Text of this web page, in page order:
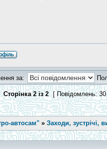
за:
Сторінка2із 2 [ Повідомлень:
автосам" » Заходи, зустрічі,